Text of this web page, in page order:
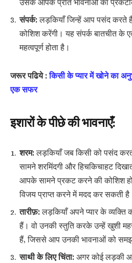
उसके आपके प्रति भावनाओं का
संपर्क:लड़कियाँ जिन्हें आप पसंद करते
कोशिश करेंगी। यह संपर्क बातचीत के
महत्वपूर्ण होता है।
जरूर पढिये :किसी के प्यार में खोने का
एक सफर
इशारों के पीछे की भावनाएँ:
शरम:लड़कियाँ जब किसी को पसंद
सामने शरमिंदगी और हिचकिचाहट
आपके सामने प्रकट करने की कोशिश
विजय प्राप्त करने में मदद कर सकती
तारीफ़:लड़कियाँ अपने प्यार के व्यक्ति
हैं। वो उनकी स्तुति करके उन्हें खुशी
हैं, जिससे आप उनकी भावनाओं को
साथी के लिए चिंता: अगर कोई लड़की